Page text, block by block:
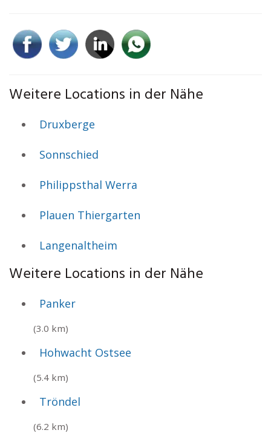
Weitere Locations in der Nähe
Druxberge
Sonnschied
Philippsthal Werra
Plauen Thiergarten
Langenaltheim
Weitere Locations in der Nähe
Panker
(3.0 km)
Hohwacht Ostsee
(5.4 km)
Tröndel
(6.2 km)